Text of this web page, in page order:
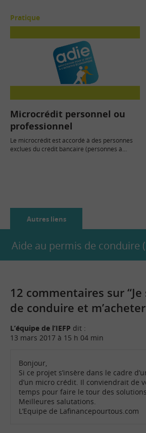
Pratique
Microcrédit personnel ou
professionnel
Le microcrédit est accordé à des personnes
exclues du crédit bancaire (personnes à
Autres liens
Aide au permis de conduire
12 commentaires sur
de conduire et
L’équipe de l’IEFP dit :
13 mars 2017 à 15 h 04 min
Bonjour,
Si ce projet s’insère dans le cadre
d’un micro crédit. Il conviendrait de
temps pour faire le tour des
Meilleures salutations.
L’Equipe de Lafinancepourtous.com